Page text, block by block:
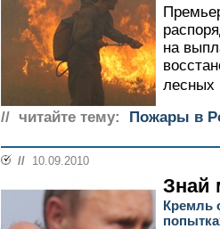
на
лесных
// читайте тему:
Пожары в
// 10.09.2010
Знай
Кремль